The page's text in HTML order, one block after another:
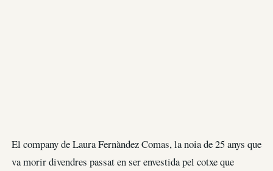
El company de Laura Fernàndez Comas, la noia de 25 anys que
va morir divendres passat en ser envestida pel cotxe que